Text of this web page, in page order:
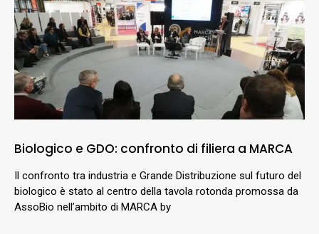
Biologico e GDO: confronto di filiera a MARCA
Il confronto tra industria e Grande Distribuzione sul futuro del
biologico è stato al centro della tavola rotonda promossa da
AssoBio nell’ambito di MARCA by